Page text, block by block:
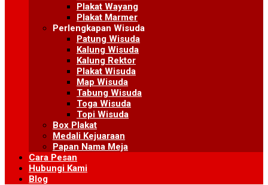
Plakat Wayang
Plakat Marmer
Perlengkapan Wisuda
Patung Wisuda
Kalung Wisuda
Kalung Rektor
Plakat Wisuda
Map Wisuda
Tabung Wisuda
Toga Wisuda
Topi Wisuda
Box Plakat
Medali Kejuaraan
Papan Nama Meja
Cara Pesan
Hubungi Kami
Blog